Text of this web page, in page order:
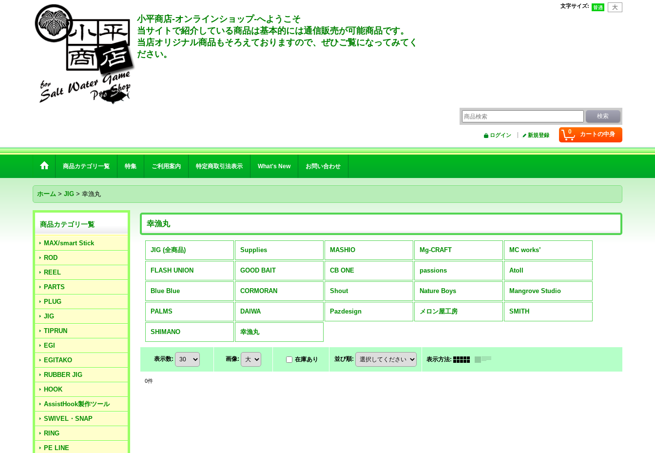
小平商店-オンラインショップ-へようこそ
当サイトで紹介している商品は基本的には通信販売が可能商品です。
当店オリジナル商品もそろえておりますので、ぜひご覧になってみてく
ださい。
文字サイズ:
0 カートの中身
ログイン 新規登録
商品カテゴリ一覧 特集 ご利用案内 特定商取引法表示 What's New お問い合わせ
ホーム > JIG > 幸漁丸
商品カテゴリ一覧
MAX/smart Stick
ROD
REEL
PARTS
PLUG
JIG
TIPRUN
EGI
EGITAKO
RUBBER JIG
HOOK
AssistHook製作ツール
SWIVEL・SNAP
RING
PE LINE
幸漁丸
JIG (全商品) Supplies MASHIO Mg-CRAFT MC works’
FLASH UNION GOOD BAIT CB ONE passions Atoll
Blue Blue CORMORAN Shout Nature Boys Mangrove Studio
PALMS DAIWA Pazdesign メロン屋工房 SMITH
SHIMANO 幸漁丸
表示数: 画像: 在庫あり 並び順: 表示方法:
0件